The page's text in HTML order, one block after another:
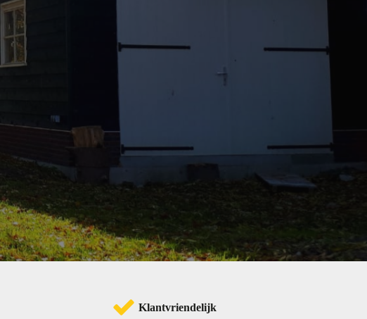
Klantvriendelijk